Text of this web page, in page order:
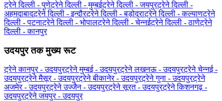
ट्रेने दिल्ली - पुणेट्रेने दिल्ली - मुम्बईट्रेने दिल्ली - जयपुरट्रेने दिल्ली -
अहमदाबादट्रेने दिल्ली - इन्दौरट्रेने दिल्ली - बड़ोदराट्रेने दिल्ली - कल्याणट्रेने
दिल्ली - पटनाट्रेने दिल्ली - भोपालट्रेने दिल्ली - चेन्नईट्रेने दिल्ली - ठाणेट्रेने
दिल्ली - कानपुर
उदयपुर तक मुख्य रूट
ट्रेने कानपुर - उदयपुरट्रेने मुम्बई - उदयपुरट्रेने लखनऊ - उदयपुरट्रेने चेन्नई -
उदयपुरट्रेने मैसूर - उदयपुरट्रेने बीकानेर - उदयपुरट्रेने गुना - उदयपुरट्रेने
अजमेर - उदयपुरट्रेने उज्जैन - उदयपुरट्रेने सूरत - उदयपुरट्रेने किशनगढ़ -
उदयपुरट्रेने जयपुर - उदयपुर